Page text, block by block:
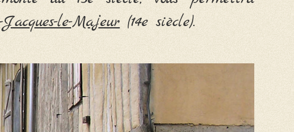
le-Majeur(14e siècle).